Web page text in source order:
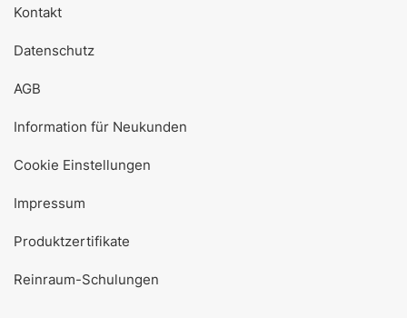
Kontakt
Datenschutz
AGB
Information für Neukunden
Cookie Einstellungen
Impressum
Produktzertifikate
Reinraum-Schulungen